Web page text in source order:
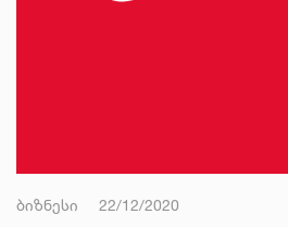
ბიზნესი 22/12/2020